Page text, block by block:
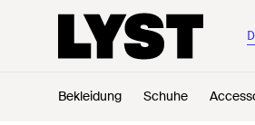
Bekleidung Schuhe